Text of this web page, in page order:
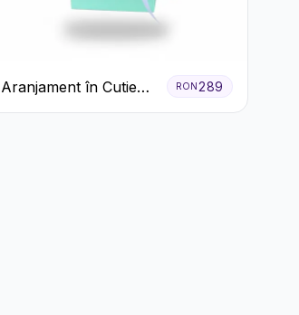
Aranjament în Cutie
Verde Mentă cu
RON289